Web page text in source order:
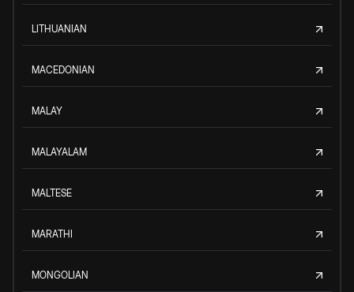
LITHUANIAN
MACEDONIAN
MALAY
MALAYALAM
MALTESE
MARATHI
MONGOLIAN